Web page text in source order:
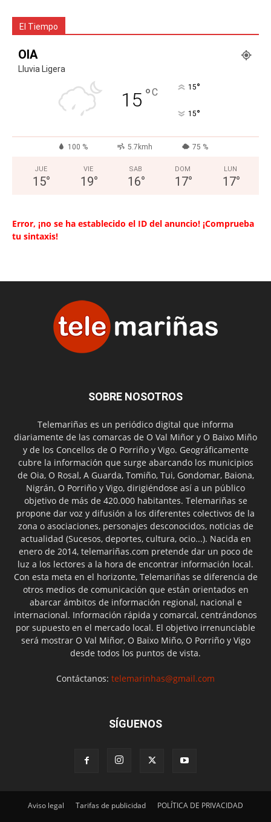
El Tiempo
OIA
Lluvia Ligera
15 °C 15°
15°
100 % 5.7kmh 75 %
JUE
15°
VIE
19°
SAB
16°
DOM
17°
LUN
17°
Error, ¡no se ha establecido el ID del anuncio! ¡Comprueba
tu sintaxis!
SOBRE NOSOTROS
Telemariñas es un periódico digital que informa
diariamente de las comarcas de O Val Miñor y O Baixo Miño
y de los Concellos de O Porriño y Vigo. Geográficamente
cubre la información que surge abarcando los municipios
de Oia, O Rosal, A Guarda, Tomiño, Tui, Gondomar, Baiona,
Nigrán, O Porriño y Vigo, dirigiéndose así a un público
objetivo de más de 420.000 habitantes. Telemariñas se
propone dar voz y difusión a los diferentes colectivos de la
zona o asociaciones, personajes desconocidos, noticias de
actualidad (Sucesos, deportes, cultura, ocio...). Nacida en
enero de 2014, telemariñas.com pretende dar un poco de
luz a los lectores a la hora de encontrar información local.
Con esta meta en el horizonte, Telemariñas se diferencia de
otros medios de comunicación que están orientados en
abarcar ámbitos de información regional, nacional e
internacional. Información rápida y comarcal, centrándonos
por supuesto en el mercado local. El objetivo irrenunciable
será mostrar O Val Miñor, O Baixo Miño, O Porriño y Vigo
desde todos los puntos de vista.
Contáctanos: telemarinhas@gmail.com
SÍGUENOS
Aviso legal Tarifas de publicidad POLÍTICA DE PRIVACIDAD